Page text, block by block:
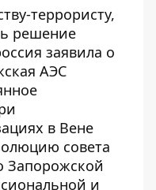
террористу,
решение
заявила о
АЭС
в Вене
совета
Запорожской
и